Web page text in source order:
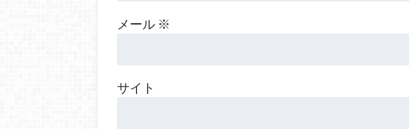
メール ※
サイト